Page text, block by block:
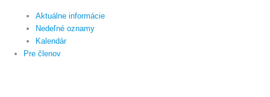
Aktuálne informácie
Nedeľné oznamy
Kalendár
Pre členov